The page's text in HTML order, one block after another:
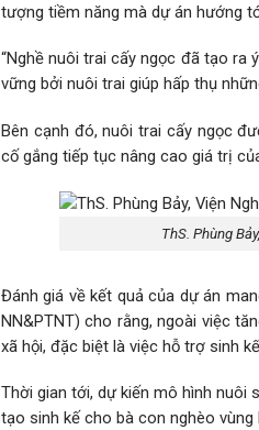
tượng tiềm năng mà dự án hướng
“Nghề nuôi trai cấy ngọc đã tạo ra
vững bởi nuôi trai giúp hấp thụ
Bên cạnh đó, nuôi trai cấy ngọc
cố gắng tiếp tục nâng cao giá trị
ThS. Phùng
Đánh giá về kết quả của dự án
NN&PTNT) cho rằng, ngoài việc
xã hội, đặc biệt là việc hỗ trợ sinh
Thời gian tới, dự kiến mô hình nuôi
tạo sinh kế cho bà con nghèo vùng